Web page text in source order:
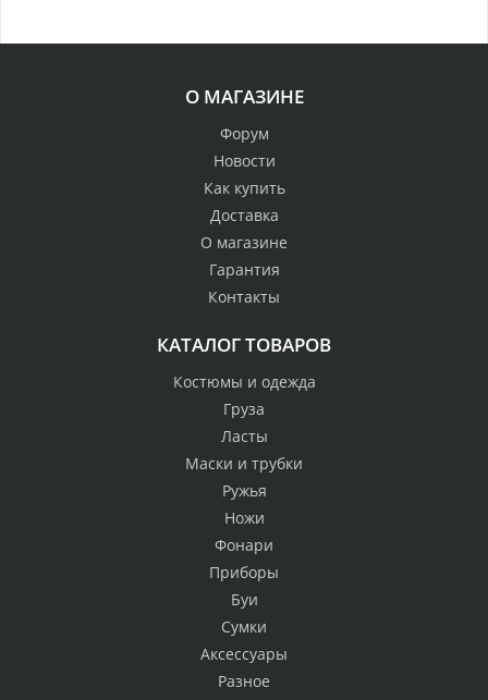
О МАГАЗИНЕ
Форум
Новости
Как купить
Доставка
О магазине
Гарантия
Контакты
КАТАЛОГ ТОВАРОВ
Костюмы и одежда
Груза
Ласты
Маски и трубки
Ружья
Ножи
Фонари
Приборы
Буи
Сумки
Аксессуары
Разное